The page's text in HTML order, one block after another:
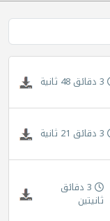
3 دقائق 48 ثانية
3 دقائق 21 ثانية
3 دقائق
ثانيتين